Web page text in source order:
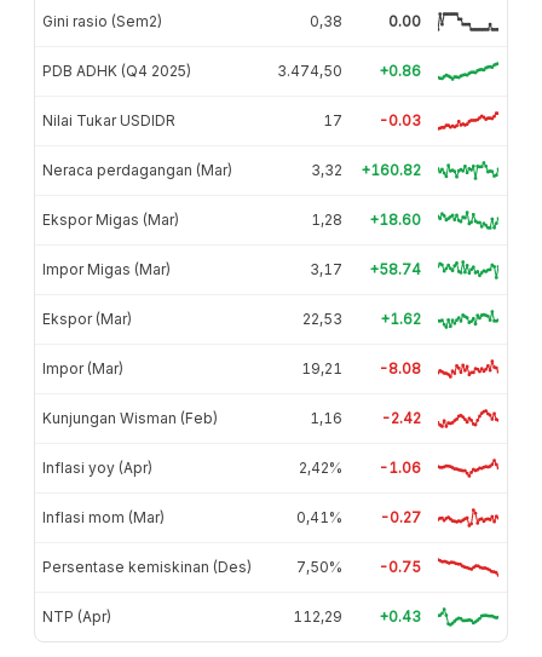
Gini rasio (Sem2) 0,38 0.00
PDB ADHK (Q4 2025) 3.474,50 +0.86
Nilai Tukar USDIDR 17 -0.03
Neraca perdagangan (Mar) 3,32 +160.82
Ekspor Migas (Mar) 1,28 +18.60
Impor Migas (Mar) 3,17 +58.74
Ekspor (Mar) 22,53 +1.62
Impor (Mar) 19,21 -8.08
Kunjungan Wisman (Feb) 1,16 -2.42
Inflasi yoy (Apr) 2,42% -1.06
Inflasi mom (Mar) 0,41% -0.27
Persentase kemiskinan (Des) 7,50% -0.75
NTP (Apr) 112,29 +0.43